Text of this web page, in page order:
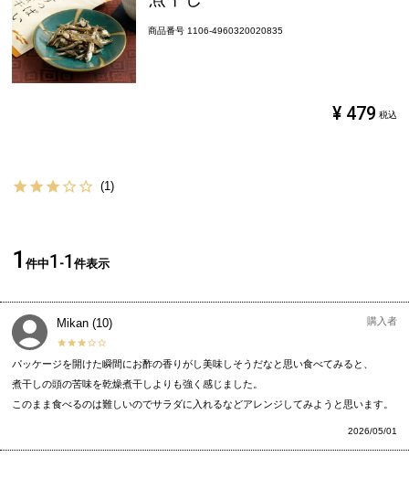
商品番号 1106-4960320020835
¥ 479 税込
1
1 件中1 -1 件表示
Mikan 10 購入者
2026/05/01
パッケージを開けた瞬間にお酢の香りがし美味しそうだなと思い食べてみると、
煮干しの頭の苦味を乾燥煮干しよりも強く感じました。
このまま食べるのは難しいのでサラダに入れるなどアレンジしてみようと思います。